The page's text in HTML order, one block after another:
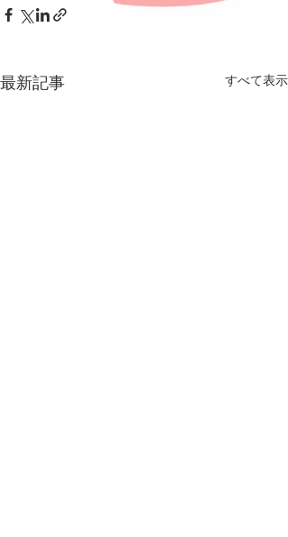
最新記事 すべて表示